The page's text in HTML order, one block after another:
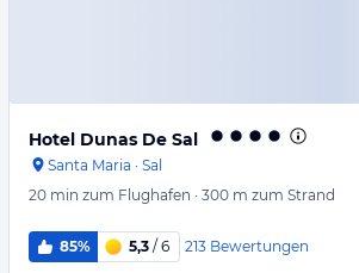
Hotel Dunas De Sal
Santa Maria · Sal
20 min zum Flughafen · 300 m zum Strand
85% 5,3 / 6 213 Bewertungen